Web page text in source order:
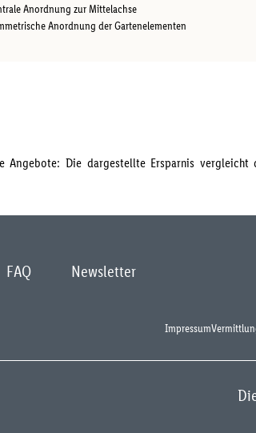
Anordnung zur Mittelachse
Anordnung der Gartenelementen
Angebote: Die dargestellte Ersparnis
FAQ Newsletter
Impressum